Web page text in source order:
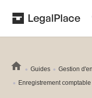
Guides Gestion
Enregistrement comptable